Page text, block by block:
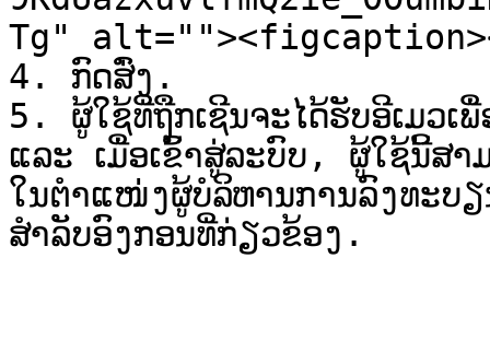
Tg"
4. ກົດສົ່ງ.
5. ຜູ້ໃຊ້ທີ່ຖືກເຊີນຈະໄດ້ຮັບອີເມວ
ແລະ ເມື່ອເຂົ້າສູ່ລະບົບ, ຜູ້ໃຊ້ນີ້ສ
ໃນຕຳແໜ່ງຜູ້ບໍລິຫານການລົງທ